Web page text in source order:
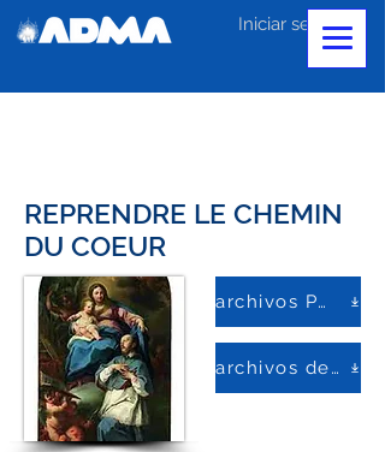
Iniciar sesión
REPRENDRE LE CHEMIN
DU COEUR
archivos PDF
archivos de palabras